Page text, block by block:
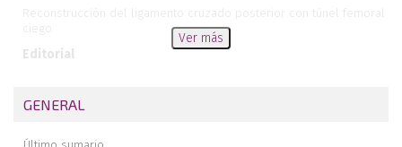
Reconstrucción del ligamento cruzado posterior con túnel femoral
ciego
Editorial
Ver más
GENERAL